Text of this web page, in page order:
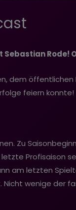
Rode!
dem öffentlichen
feiern konnte!
Zu
Profisaison
am letzten
wenige der